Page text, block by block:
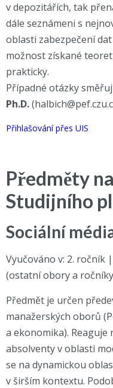
v depozitářích, tak
dále seznámeni s
oblasti zabezpečení
možnost získané
prakticky.
Případné otázky
Ph.D.
Přihlašování přes UIS
Předměty
Studijního
Sociální
Vyučováno v: 2. ročník
(ostatní obory a
Předmět je určen
manažerských oborů
a ekonomika). Reaguje
absolventy v oblasti
se na dynamickou
v širším kontextu.